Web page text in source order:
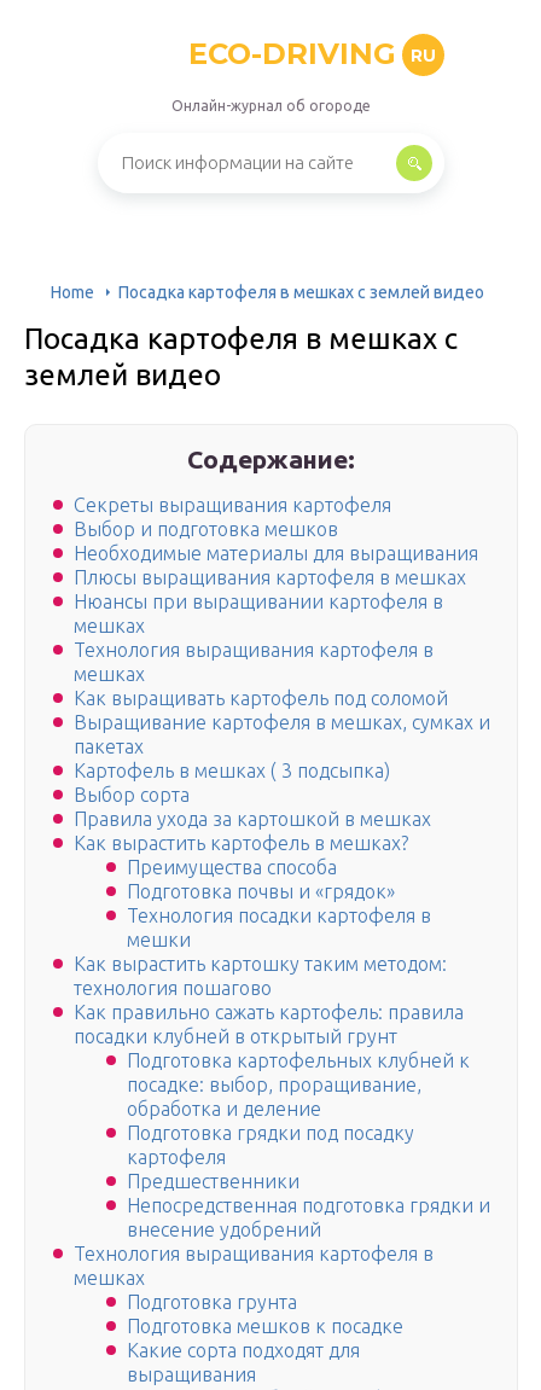
ECO-DRIVING RU
Онлайн-журнал об огороде
Home Посадка картофеля в мешках с землей видео
Посадка картофеля в мешках с
землей видео
Содержание:
Секреты выращивания картофеля
Выбор и подготовка мешков
Необходимые материалы для выращивания
Плюсы выращивания картофеля в мешках
Нюансы при выращивании картофеля в
мешках
Технология выращивания картофеля в
мешках
Как выращивать картофель под соломой
Выращивание картофеля в мешках, сумках и
пакетах
Картофель в мешках ( 3 подсыпка)
Выбор сорта
Правила ухода за картошкой в мешках
Как вырастить картофель в мешках?
Преимущества способа
Подготовка почвы и «грядок»
Технология посадки картофеля в
мешки
Как вырастить картошку таким методом:
технология пошагово
Как правильно сажать картофель: правила
посадки клубней в открытый грунт
Подготовка картофельных клубней к
посадке: выбор, проращивание,
обработка и деление
Подготовка грядки под посадку
картофеля
Предшественники
Непосредственная подготовка грядки и
внесение удобрений
Технология выращивания картофеля в
мешках
Подготовка грунта
Подготовка мешков к посадке
Какие сорта подходят для
выращивания